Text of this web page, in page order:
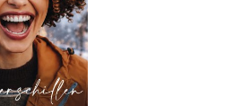
automatische reminders als je de
ingesteld.
datum ontvangen je